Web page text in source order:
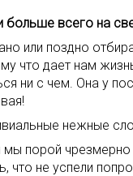
больше всего на
или поздно
что дает нам
ни с чем. Она у
нежные
мы порой
что не успели